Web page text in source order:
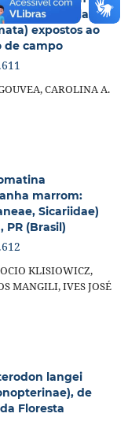
uma estrela-do-
expostos ao
de campo
CAROLINA A.
marrom:
Sicariidae)
(Brasil)
KLISIOWICZ,
MANGILI, IVES JOSÉ
langei
de
Floresta